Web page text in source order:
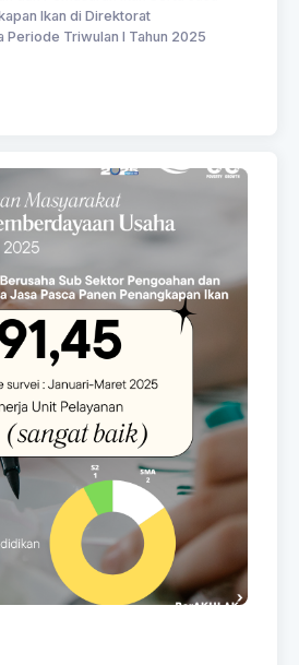
Ikan di Direktorat
Periode Triwulan I Tahun 2025